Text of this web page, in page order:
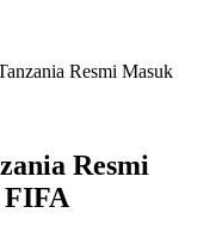
Resmi Masuk
Resmi
FIFA